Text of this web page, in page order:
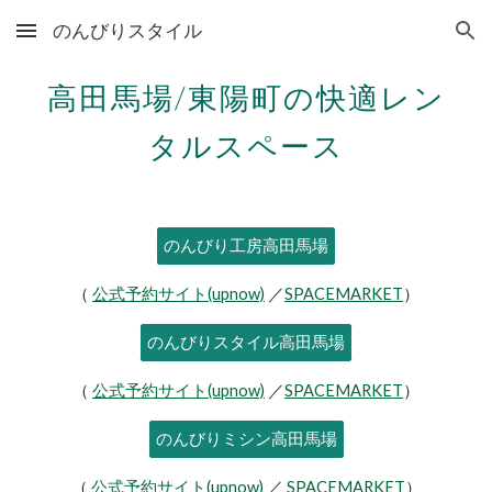
Skip to main content Skip to navigation
のんびりスタイル
高田馬場/東陽町の快適レン
タルスペース
のんびり工房高田馬場
（ 公式予約サイト(upnow) ／SPACEMARKET）
のんびりスタイル高田馬場
（ 公式予約サイト(upnow) ／SPACEMARKET）
のんびりミシン高田馬場
（ 公式予約サイト(upnow) ／ SPACEMARKET）